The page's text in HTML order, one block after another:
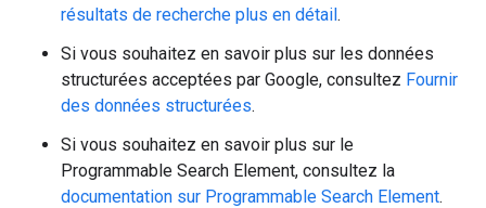
résultats de recherche plus en détail.
Si vous souhaitez en savoir plus sur les données
structurées acceptées par Google, consultez Fournir
des données structurées.
Si vous souhaitez en savoir plus sur le
Programmable Search Element, consultez la
documentation sur Programmable Search Element.